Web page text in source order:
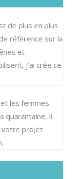
de plus en plus
référence sur la
et
j'ai crée ce
les femmes
quarantaine, il
votre projet